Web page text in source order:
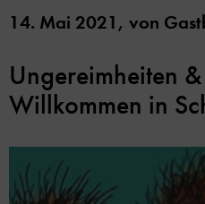
14. Mai 2021, von
Ungereimheiten
Willkommen in